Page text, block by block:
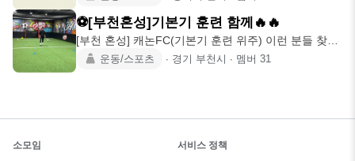
⚽️[부천혼성]기본기 훈련 함께🔥🔥
[부천 혼성] 캐논FC(기본기 훈련 위주) 이런 분들 찾습
니다😎 리프팅
운동/스포츠 ∙ 경기 부천시 ∙ 멤버 31
소모임 서비스 정책